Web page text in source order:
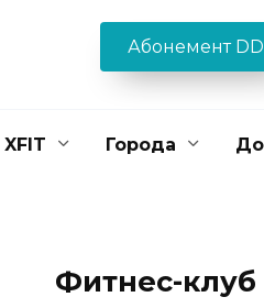
Абонемент
Города
Фитнес-клуб